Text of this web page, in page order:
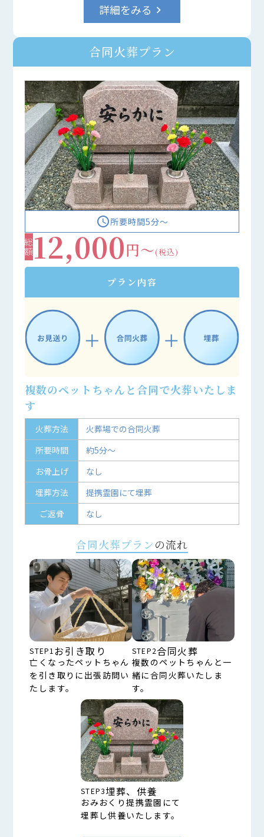
詳細をみる keyboard_arrow_right
合同火葬プラン
access_time所要時間5分〜
総額12,000円～(税込)
プラン内容
複数のペットちゃんと合同で火葬いたしま
す
火葬方法
火葬場での合同火葬
所要時間
約5分～
お骨上げ
なし
埋葬方法
提携霊園にて埋葬
ご返骨
なし
合同火葬プランの流れ
STEP1 お引き取り
亡くなったペットちゃん
を引き取りに出張訪問い
たします。
STEP2合同火葬
複数のペットちゃんと一
緒に合同火葬いたしま
す。
STEP3埋葬、供養
おみおくり提携霊園にて
埋葬し供養いたします。